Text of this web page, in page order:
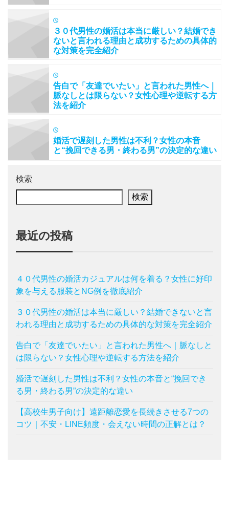
３０代男性の婚活は本当に厳しい？結婚でき
ないと言われる理由と成功するための具体的
な対策を完全紹介
告白で「友達でいたい」と言われた男性へ｜
脈なしとは限らない？女性心理や逆転する方
法を紹介
婚活で遅刻した男性は不利？女性の本音
と“挽回できる男・終わる男”の決定的な違い
検索
検索
最近の投稿
４０代男性の婚活カジュアルは何を着る？女性に好印
象を与える服装とNG例を徹底紹介
３０代男性の婚活は本当に厳しい？結婚できないと言
われる理由と成功するための具体的な対策を完全紹介
告白で「友達でいたい」と言われた男性へ｜脈なしと
は限らない？女性心理や逆転する方法を紹介
婚活で遅刻した男性は不利？女性の本音と“挽回でき
る男・終わる男”の決定的な違い
【高校生男子向け】遠距離恋愛を長続きさせる7つの
コツ｜不安・LINE頻度・会えない時間の正解とは？